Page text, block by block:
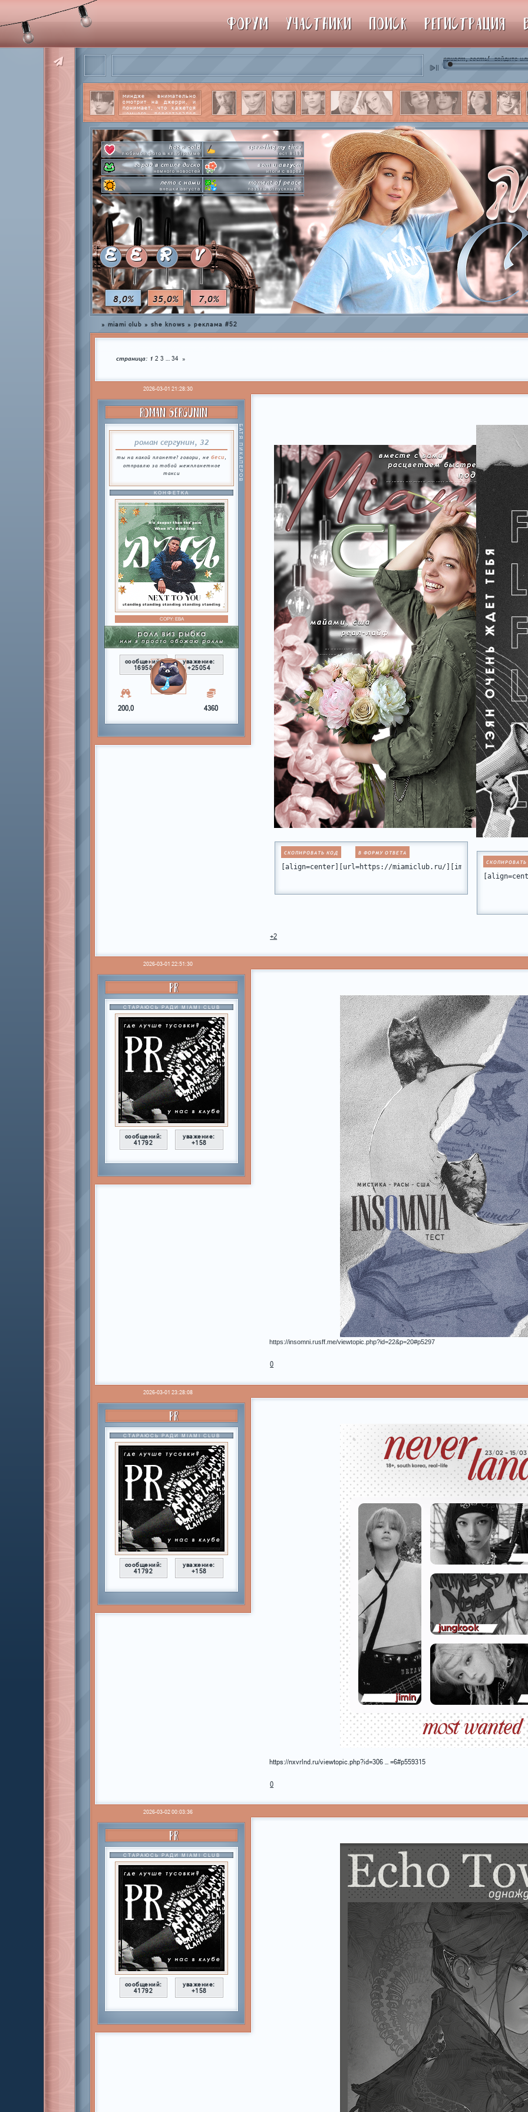
8,0% 35,0% 7,0%
миндже внимательно
смотрит на джерри, и
понимает, что кажется
немного перестарался
далее
hot n cold
любимое фото в клабграмме
spending my time
тест #183
город в стиле диско
немного новостей
вот и август
итоги с варей
лето с нами
внешки августа
moment of peace
паззлы отпускные 6
pen-pineapple-apple-pen!
шлакоблокунь заказывали?
сделай это прямо сейчас
лупим пиньяту!
everyone's a star
покупаем звезды
time goes by so slowly
анаграммы на базе
private emotion
с днем эмоций #4
hot in herre
летняя стикер-пати туть
E E R V
ФОРУМ УЧАСТНИКИ ПОИСК РЕГИСТРАЦИЯ
привет, гость! войдите
» miami club » she knows » реклама #52
страница: 1 2 3 … 34 »
2026-03-01 21:28:30
ROMAN SERGUNIN
роман сергунин, 32
ты на какой планете? говори, не беси
отправлю за тобой межпланетное
такси
БАТЯ ПИКАПЕРОВ
КОНФЕТКА
COPY:ЕВА
сообщений:
16958
уважение:
+25054
200,0 4360
СКОПИРОВАТЬ КОД В ФОРМУ ОТВЕТА
[align=center][url=https://miamiclub.ru/][img]https://
+2
2026-03-01 22:51:30
PR
СТАРАЮСЬ РАДИ MIAMI CLUB
сообщений:
41792
уважение:
+158
https://insomni.rusff.me/viewtopic.php?id=22&p=20#p5297
0
2026-03-01 23:28:08
PR
СТАРАЮСЬ РАДИ MIAMI CLUB
сообщений:
41792
уважение:
+158
https://nxvrlnd.ru/viewtopic.php?id=306 … =6#p559315
0
2026-03-02 00:03:36
PR
СТАРАЮСЬ РАДИ MIAMI CLUB
сообщений:
41792
уважение:
+158